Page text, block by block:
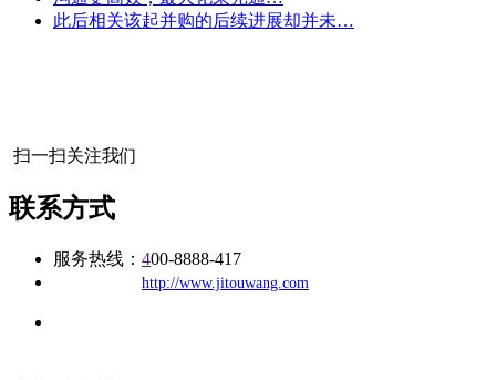
此后相关该起并购的后续进展却并未…
扫一扫关注我们
联系方式
服务热线： 400-8888-417
http://www.jitouwang.com